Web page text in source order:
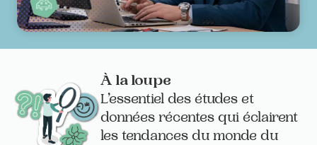
À la loupe
L’essentiel des études et
données récentes qui éclairent
les tendances du monde du